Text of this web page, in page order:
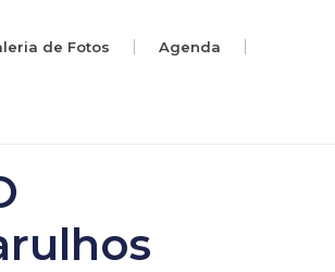
de Fotos Agenda